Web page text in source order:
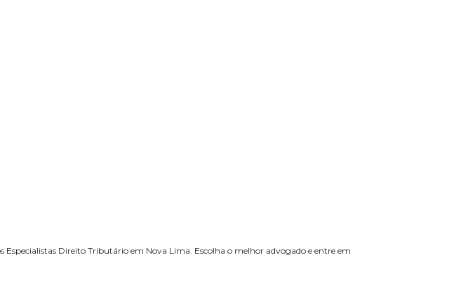
Especialistas Direito Tributário em Nova Lima. Escolha o melhor advogado e entre em